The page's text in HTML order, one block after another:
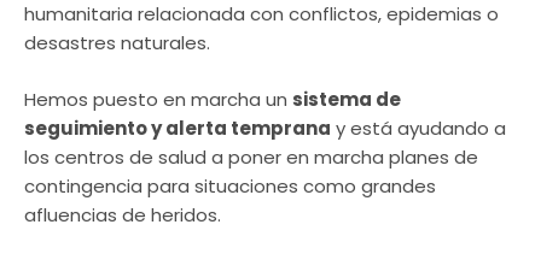
humanitaria relacionada con conflictos, epidemias o
desastres naturales.
Hemos puesto en marcha un sistema de
seguimiento y alerta temprana y está ayudando a
los centros de salud a poner en marcha planes de
contingencia para situaciones como grandes
afluencias de heridos.